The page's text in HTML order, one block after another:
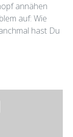
annähen
auf: Wie
hast Du